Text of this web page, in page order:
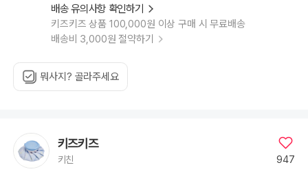
배송 유의사항 확인하기
키즈키즈 상품 100,000원 이상 구매 시 무료배송
배송비 3,000원 절약하기
뭐사지? 골라주세요
키즈키즈
키친 947